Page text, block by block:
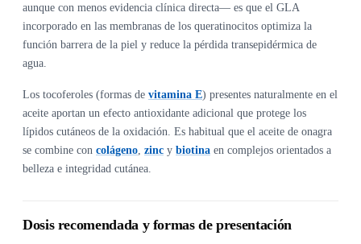
aunque con menos evidencia clínica directa— es que el GLA
incorporado en las membranas de los queratinocitos optimiza la
función barrera de la piel y reduce la pérdida transepidérmica de
agua.
Los tocoferoles (formas de vitamina E) presentes naturalmente en el
aceite aportan un efecto antioxidante adicional que protege los
lípidos cutáneos de la oxidación. Es habitual que el aceite de onagra
se combine con colágeno zinc y biotina en complejos orientados a
belleza e integridad cutánea.
Dosis recomendada y formas de presentación